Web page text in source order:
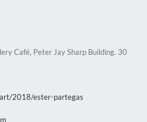
Café, Peter Jay Sharp Building. 30
2018/ester-partegas